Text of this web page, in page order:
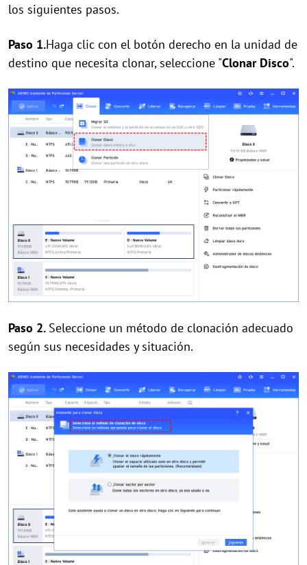
los siguientes pasos.
Paso 1.Haga clic con el botón derecho en la unidad de
destino que necesita clonar, seleccione "Clonar Disco".
Paso 2. Seleccione un método de clonación adecuado
según sus necesidades y situación.